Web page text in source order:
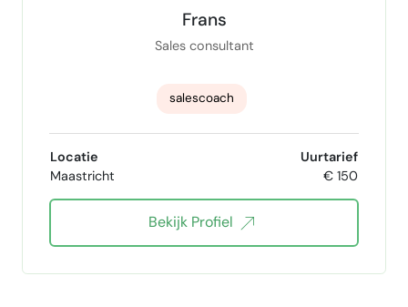
Frans
Sales consultant
salescoach
Locatie
Maastricht
Uurtarief
€ 150
Bekijk Profiel